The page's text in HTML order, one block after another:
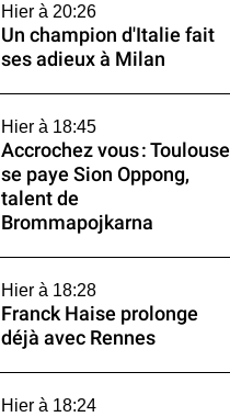
Hier à 20:26
Un champion d'Italie fait
ses adieux à Milan
Hier à 18:45
Accrochez vous : Toulouse
se paye Sion Oppong,
talent de
Brommapojkarna
Hier à 18:28
Franck Haise prolonge
déjà avec Rennes
Hier à 18:24